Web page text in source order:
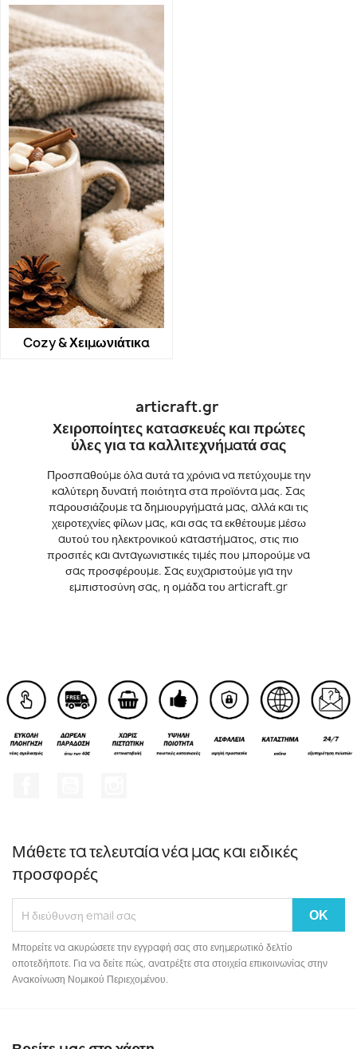
Cozy & Χειμωνιάτικα
articraft.gr
Χειροποίητες κατασκευές και πρώτες
ύλες για τα καλλιτεχνήματά σας
Προσπαθούμε όλα αυτά τα χρόνια να πετύχουμε την
καλύτερη δυνατή ποιότητα στα προϊόντα μας. Σας
παρουσιάζουμε τα δημιουργήματά μας, αλλά και τις
χειροτεχνίες φίλων μας, και σας τα εκθέτουμε μέσω
αυτού του ηλεκτρονικού καταστήματος, στις πιο
προσιτές και ανταγωνιστικές τιμές που μπορούμε να
σας προσφέρουμε. Σας ευχαριστούμε για την
εμπιστοσύνη σας, η ομάδα του articraft.gr
Μάθετε τα τελευταία νέα μας και ειδικές
προσφορές
Μπορείτε να ακυρώσετε την εγγραφή σας στο ενημερωτικό δελτίο
οποτεδήποτε. Για να δείτε πώς, ανατρέξτε στα στοιχεία επικοινωνίας στην
Ανακοίνωση Νομικού Περιεχομένου.